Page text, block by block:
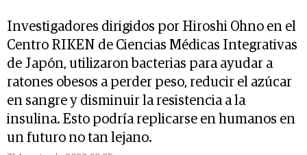
Investigadores dirigidos por Hiroshi Ohno en el
Centro RIKEN de Ciencias Médicas Integrativas
de Japón, utilizaron bacterias para ayudar a
ratones obesos a perder peso, reducir el azúcar
en sangre y disminuir la resistencia a la
insulina. Esto podría replicarse en humanos en
un futuro no tan lejano.